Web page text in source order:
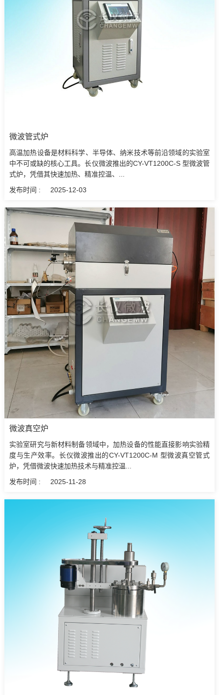
微波管式炉
高温加热设备是材料科学、半导体、纳米技术等前沿领域的实验室
中不可或缺的核心工具。长仪微波推出的CY-VT1200C-S 型微波管
式炉，凭借其快速加热、精准控温、...
发布时间 :
2025-12-03
微波真空炉
实验室研究与新材料制备领域中，加热设备的性能直接影响实验精
度与生产效率。长仪微波推出的CY-VT1200C-M 型微波真空管式
炉，凭借微波快速加热技术与精准控温...
发布时间 :
2025-11-28